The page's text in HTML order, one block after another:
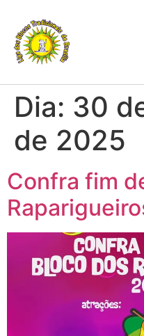
Dia: 30
de 2025
Confra fim